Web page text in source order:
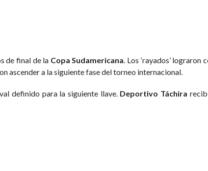
de final de la Copa Sudamericana. Los ‘rayados’ lograron
ascender a la siguiente fase del torneo internacional.
definido para la siguiente llave. Deportivo Táchira